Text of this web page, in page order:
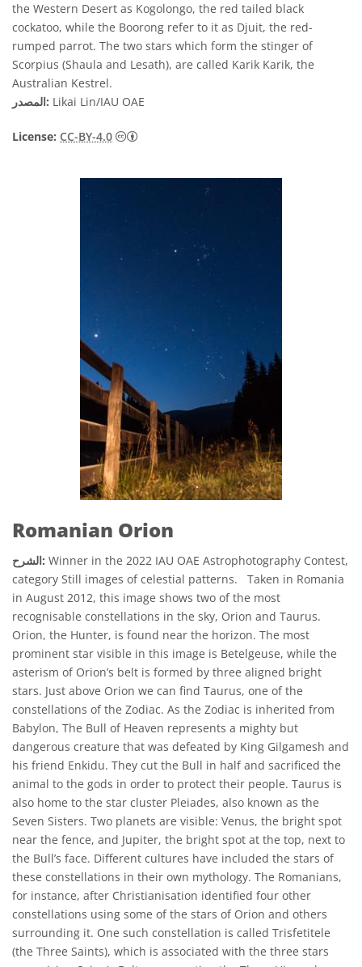
the Western Desert as Kogolongo, the red tailed black
cockatoo, while the Boorong refer to it as Djuit, the red-
rumped parrot. The two stars which form the stinger of
Scorpius (Shaula and Lesath), are called Karik Karik, the
Australian Kestrel.
المصدر: Likai Lin/IAU OAE
License: CC-BY-4.0
Romanian Orion
الشرح: Winner in the 2022 IAU OAE Astrophotography Contest,
category Still images of celestial patterns. Taken in Romania
in August 2012, this image shows two of the most
recognisable constellations in the sky, Orion and Taurus.
Orion, the Hunter, is found near the horizon. The most
prominent star visible in this image is Betelgeuse, while the
asterism of Orion’s belt is formed by three aligned bright
stars. Just above Orion we can find Taurus, one of the
constellations of the Zodiac. As the Zodiac is inherited from
Babylon, The Bull of Heaven represents a mighty but
dangerous creature that was defeated by King Gilgamesh and
his friend Enkidu. They cut the Bull in half and sacrificed the
animal to the gods in order to protect their people. Taurus is
also home to the star cluster Pleiades, also known as the
Seven Sisters. Two planets are visible: Venus, the bright spot
near the fence, and Jupiter, the bright spot at the top, next to
the Bull’s face. Different cultures have included the stars of
these constellations in their own mythology. The Romanians,
for instance, after Christianisation identified four other
constellations using some of the stars of Orion and others
surrounding it. One such constellation is called Trisfetitele
(the Three Saints), which is associated with the three stars